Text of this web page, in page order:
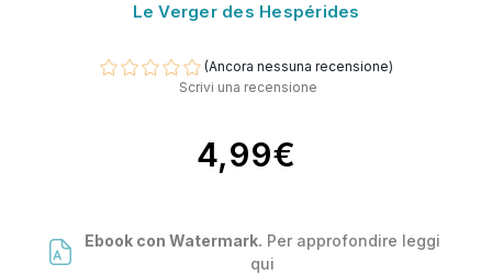
Le Verger des Hespérides
(Ancora nessuna recensione)
Scrivi una recensione
4,99€
Ebook con Watermark. Per approfondire leggi
qui